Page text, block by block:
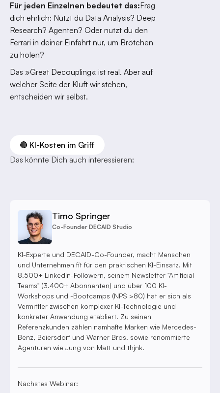
Für jeden Einzelnen bedeutet das:Frag
dich ehrlich: Nutzt du Data Analysis? Deep
Research? Agenten? Oder nutzt du den
Ferrari in deiner Einfahrt nur, um Brötchen
zu holen?
Das »Great Decoupling« ist real. Aber auf
welcher Seite der Kluft wir stehen,
entscheiden wir selbst.
🔴 KI-Kosten im Griff
Das könnte Dich auch interessieren:
Timo Springer
Co-Founder DECAID Studio
KI-Experte und DECAID-Co-Founder, macht Menschen
und Unternehmen fit für den praktischen KI-Einsatz. Mit
8.500+ LinkedIn-Followern, seinem Newsletter "Artificial
Teams" (3.400+ Abonnenten) und über 100 KI-
Workshops und -Bootcamps (NPS >80) hat er sich als
Vermittler zwischen komplexer KI-Technologie und
konkreter Anwendung etabliert. Zu seinen
Referenzkunden zählen namhafte Marken wie Mercedes-
Benz, Beiersdorf und Warner Bros. sowie renommierte
Agenturen wie Jung von Matt und thjnk.
Nächstes Webinar: